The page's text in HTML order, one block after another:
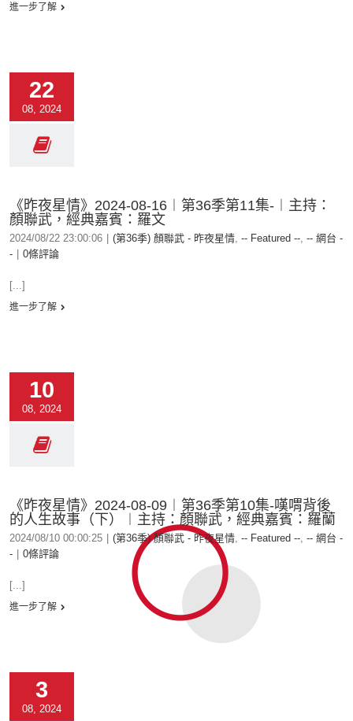
進一步了解
22
08, 2024
《昨夜星情》2024-08-16︱第36季第11集-︱主持：
顏聯武，經典嘉賓：羅文
2024/08/22 23:00:06 (第36季) 顏聯武 - 昨夜星情, -- Featured --, -- 網台 -
-
0條評論
[...]
進一步了解
10
08, 2024
《昨夜星情》2024-08-09︱第36季第10集-嘆喟背後
的人生故事（下）︱主持：顏聯武，經典嘉賓：羅蘭
2024/08/10 00:00:25 (第36季) 顏聯武 - 昨夜星情, -- Featured --, -- 網台 -
-
0條評論
[...]
進一步了解
3
08, 2024